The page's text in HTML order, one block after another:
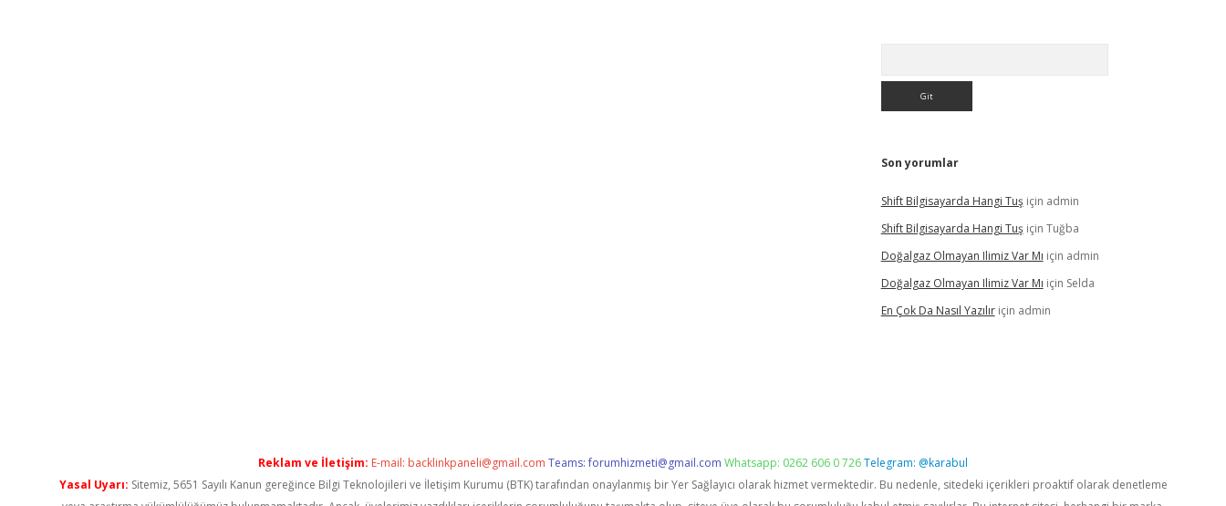
Son yorumlar
Shift Bilgisayarda Hangi Tuşiçin admin
Shift Bilgisayarda Hangi Tuşiçin Tuğba
Doğalgaz Olmayan Ilimiz Var Mı için admin
Doğalgaz Olmayan Ilimiz Var Mı için Selda
En Çok Da Nasıl Yazılıriçin admin
Reklam ve İletişim: E-mail: backlinkpaneli@gmail.com Teams:forumhizmeti@gmail.com Whatsapp: 0262 606 0 726Telegram: @karabul
Yasal Uyarı: Sitemiz, 5651 Sayılı Kanun gereğince Bilgi Teknolojileri ve İletişim Kurumu (BTK) tarafından onaylanmış bir Yer Sağlayıcı olarak hizmet vermektedir. Bu nedenle, sitedeki içerikleri proaktif olarak denetleme